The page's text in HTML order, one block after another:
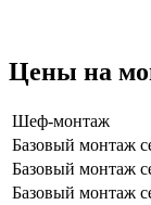
Цены на
Шеф-монтаж
Базовый монтаж
Базовый монтаж
Базовый монтаж